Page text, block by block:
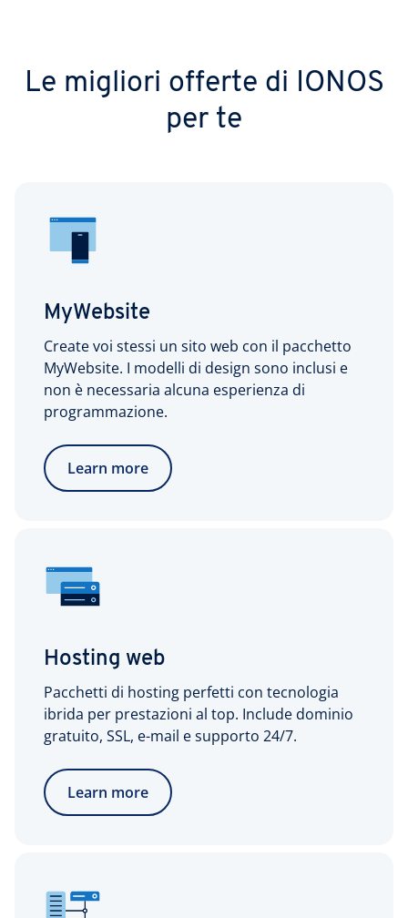
Le migliori offerte di IONOS
per te
MyWebsite
Create voi stessi un sito web con il pacchetto
MyWebsite. I modelli di design sono inclusi e
non è necessaria alcuna esperienza di
programmazione.
Learn more
Hosting web
Pacchetti di hosting perfetti con tecnologia
ibrida per prestazioni al top. Include dominio
gratuito, SSL, e-mail e supporto 24/7.
Learn more